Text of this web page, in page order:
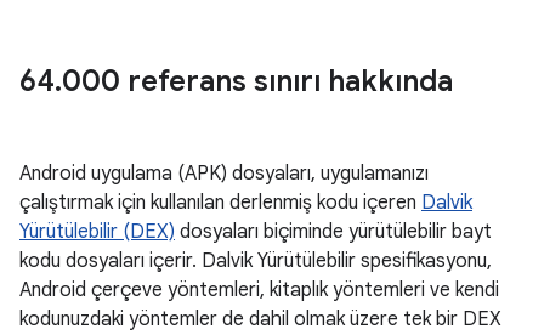
64.000 referans sınırı hakkında
Android uygulama (APK) dosyaları, uygulamanızı
çalıştırmak için kullanılan derlenmiş kodu içeren Dalvik
Yürütülebilir (DEX) dosyaları biçiminde yürütülebilir bayt
kodu dosyaları içerir. Dalvik Yürütülebilir spesifikasyonu,
Android çerçeve yöntemleri, kitaplık yöntemleri ve kendi
kodunuzdaki yöntemler de dahil olmak üzere tek bir DEX